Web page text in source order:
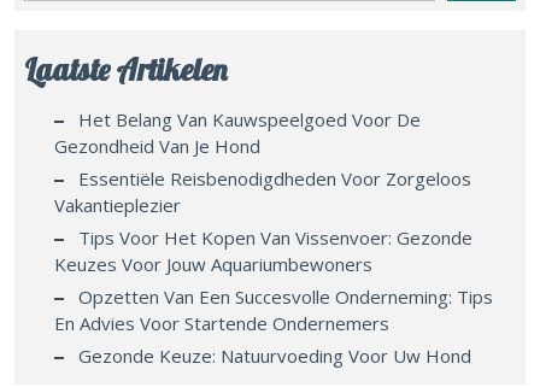
Laatste Artikelen
Het Belang Van Kauwspeelgoed Voor De
Gezondheid Van Je Hond
Essentiële Reisbenodigdheden Voor Zorgeloos
Vakantieplezier
Tips Voor Het Kopen Van Vissenvoer: Gezonde
Keuzes Voor Jouw Aquariumbewoners
Opzetten Van Een Succesvolle Onderneming: Tips
En Advies Voor Startende Ondernemers
Gezonde Keuze: Natuurvoeding Voor Uw Hond